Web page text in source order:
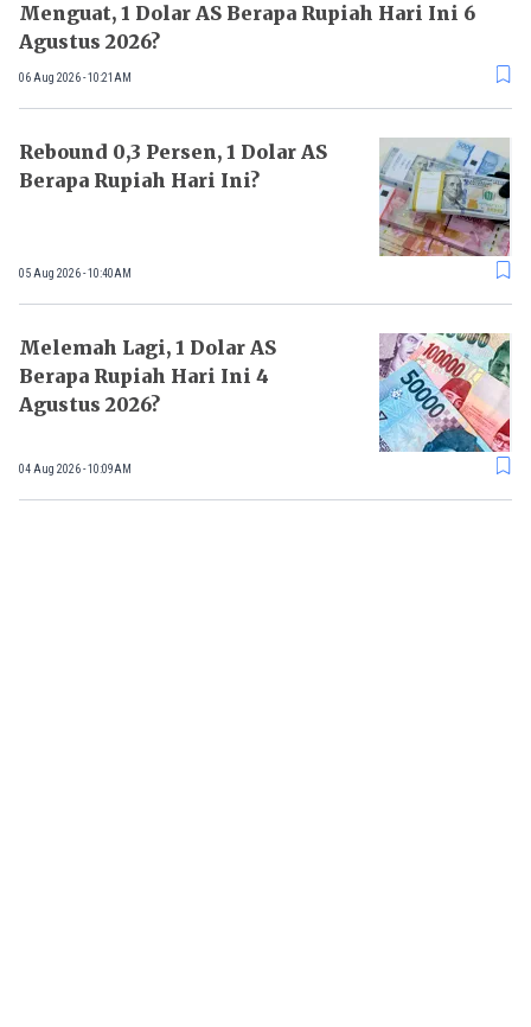
Menguat, 1 Dolar AS Berapa Rupiah Hari Ini 6
Agustus 2026?
06 Aug 2026 - 10:21AM
Rebound 0,3 Persen, 1 Dolar AS
Berapa Rupiah Hari Ini?
05 Aug 2026 - 10:40AM
Melemah Lagi, 1 Dolar AS
Berapa Rupiah Hari Ini 4
Agustus 2026?
04 Aug 2026 - 10:09AM